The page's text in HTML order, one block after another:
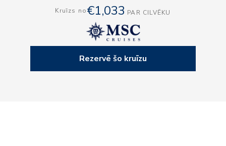
Kruīzs no€1,033 PAR CILVĒKU
Rezervē šo kruīzu